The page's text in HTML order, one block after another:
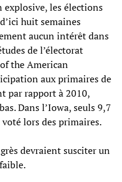
les élections
huit semaines
aucun intérêt dans
de l’électorat
the American
aux primaires de
par rapport à 2010,
Dans l’Iowa, seuls 9,7
lors des primaires.
devraient susciter un